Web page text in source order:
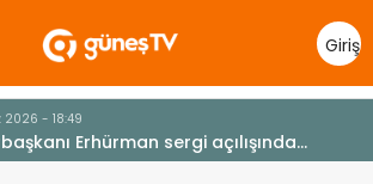
Giriş
Yap
- 18:49
Erhürman sergi açılışında
hastaneye kaldırıldı